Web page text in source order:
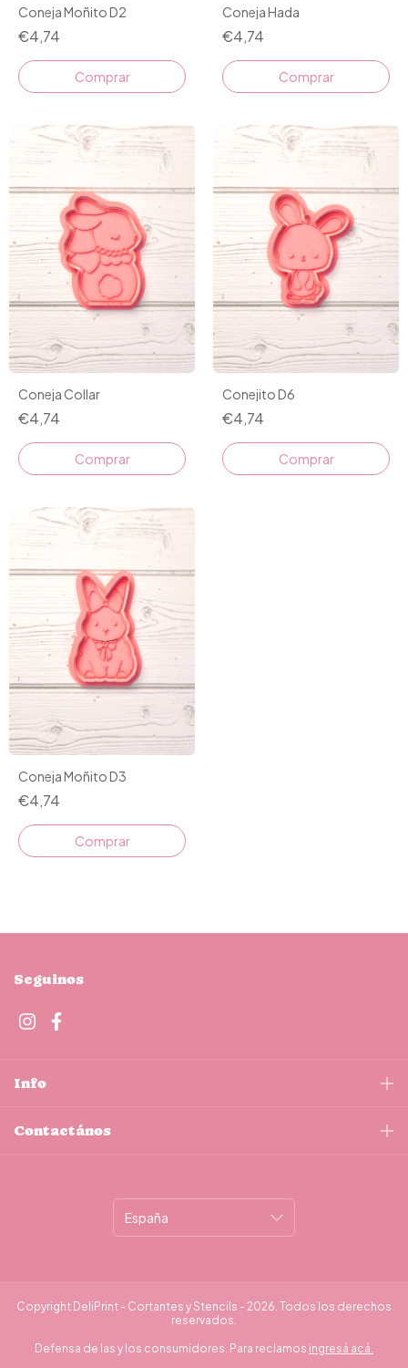
Coneja Moñito D2
€4,74
Comprar
Coneja Hada
€4,74
Comprar
Coneja Collar
€4,74
Comprar
Conejito D6
€4,74
Comprar
Coneja Moñito D3
€4,74
Comprar
Seguinos
Info
Contactános
Copyright DeliPrint - Cortantes y Stencils - 2026. Todos los derechos
reservados.
Defensa de las y los consumidores. Para reclamos ingresá acá.